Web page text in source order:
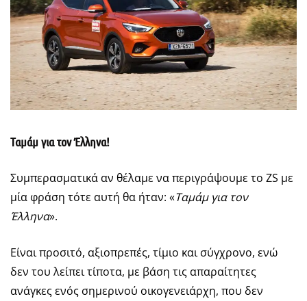
Ταμάμ για τον Έλληνα!
Συμπερασματικά αν θέλαμε να περιγράψουμε το ZS με
μία φράση τότε αυτή θα ήταν: «Ταμάμ για τον
Έλληνα».
Είναι προσιτό, αξιοπρεπές, τίμιο και σύγχρονο, ενώ
δεν του λείπει τίποτα, με βάση τις απαραίτητες
ανάγκες ενός σημερινού οικογενειάρχη, που δεν